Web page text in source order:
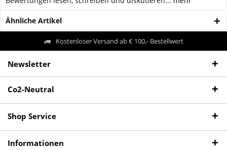
Ähnliche Artikel
Kostenloser Versand ab € 100,- Bestellwert
Newsletter
Co2-Neutral
Shop Service
Informationen